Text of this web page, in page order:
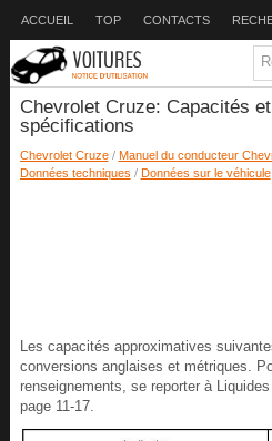
ACCUEIL TOP CONTACTS
Chevrolet Cruze: Capacités et
spécifications
Chevrolet Cruze/ Manuel du conducteur
Données techniques / Données sur le véhicule
Les capacités approximatives
conversions anglaises et métriques.
renseignements, se reporter à
page 11-17.